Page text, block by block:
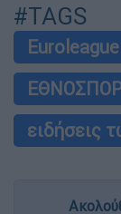
#TAGS
Euroleague
ειδήσεις